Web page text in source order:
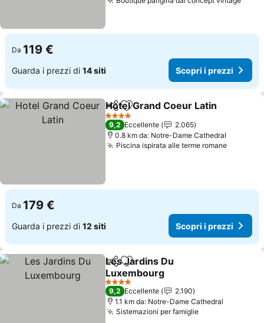
Da 119 €
Guarda i prezzi di 14 siti Scopri i prezzi
CondividiAggiungi ai preferiti
Hotel Grand Coeur Latin
4 Stelle
9,2 Eccellente
2.065
0.8 km da: Notre-Dame Cathedral
Piscina ispirata alle terme romane
Da 179 €
Guarda i prezzi di 12 siti Scopri i prezzi
CondividiAggiungi ai preferiti
Les Jardins Du
Luxembourg
4 Stelle
9,2 Eccellente
2.190
1.1 km da: Notre-Dame Cathedral
Sistemazioni per famiglie